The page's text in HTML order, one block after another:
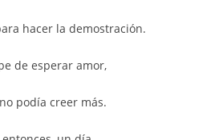
hacer la demostración.
de esperar amor,
podía creer más.